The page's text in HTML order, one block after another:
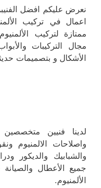
نعرض عليكم افضل
اعمال في تركيب
ممتازة لتركيب
مجال التركيبات
الأشكال و بتصميمات
لدينا فنيين
واصلاحات الالمنيوم
والشبابيك والديكور
جميع الأعطال
الألمنيوم.